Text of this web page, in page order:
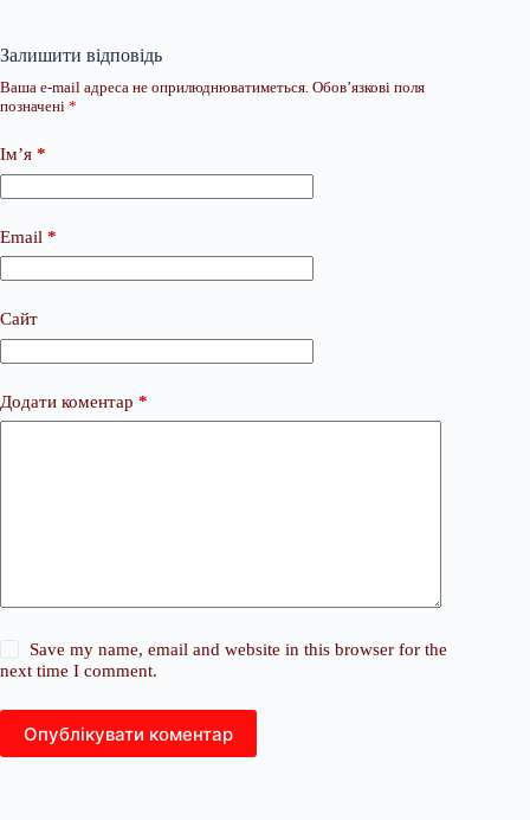
Залишити відповідь
Ваша e-mail адреса не оприлюднюватиметься. Обов’язкові поля
позначені *
Ім’я *
Email *
Сайт
Додати коментар *
Save my name, email and website in this browser for the
next time I comment.
Опублікувати коментар